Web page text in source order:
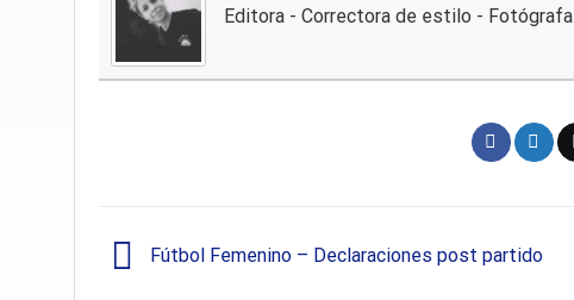
Editora - Correctora de estilo - Fotógrafa
Fútbol Femenino – Declaraciones post partido